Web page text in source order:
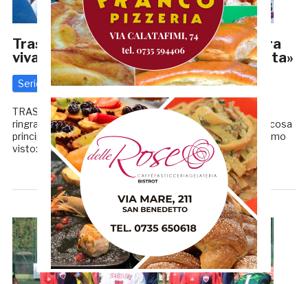
Trastevere-Samb 3-2, Donati: «Squadra
viva e vogliosa, siamo sulla strada giusta»
Serie D 29 Settembre 2021 diRedazione GRB
TRASTEVERE-SAMB 3-2, LA CRONACA «Ci tengo a
ringraziare i ragazzi perché hanno dato tutto, questa è la cosa
principale. Logico che il “tutto” ad oggi è quello che abbiamo
visto: la squadra ha fatto quello […]